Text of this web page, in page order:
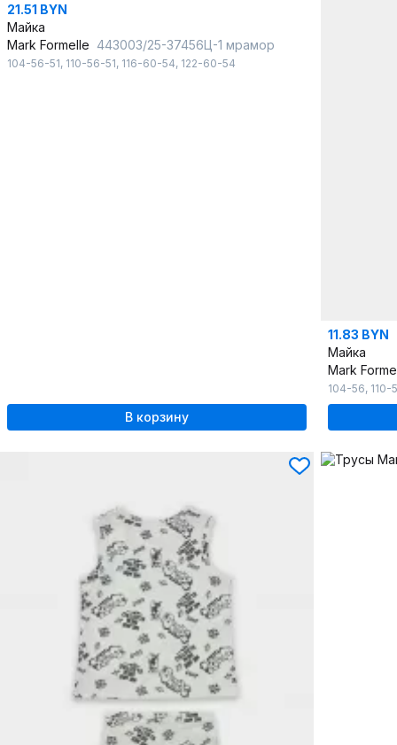
21.51 BYN
Майка
Mark Formelle 443003/25-37456Ц-1 мрамор
104-56-51, 110-56-51, 116-60-54, 122-60-54
В корзину
11.83 BYN
Майка
Mark
104-56, 110-